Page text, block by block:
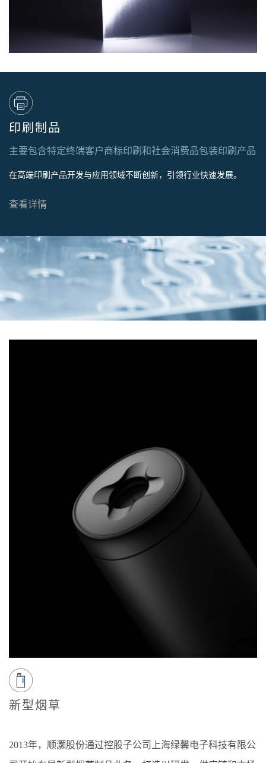
印刷制品
主要包含特定终端客户商标印刷和社会消费品包装印刷产品
在高端印刷产品开发与应用领域不断创新，引领行业快速发展。
查看详情
新型烟草
2013年，顺灏股份通过控股子公司上海绿馨电子科技有限公